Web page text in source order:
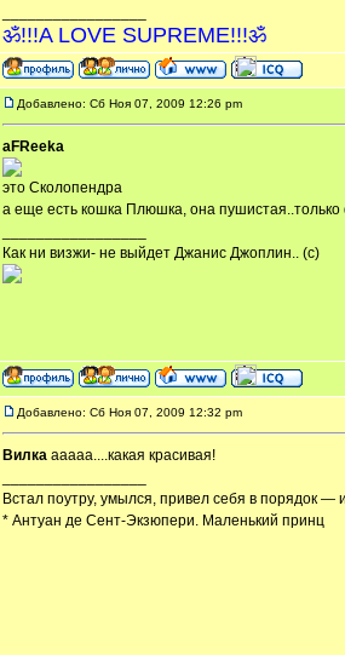
ॐ!!!A LOVE SUPREME!!!ॐ
Добавлено: Сб Ноя 07, 2009 12:26 pm
aFReeka
это Сколопендра
а еще есть кошка Плюшка, она пушистая..только
Как ни визжи- не выйдет Джанис Джоплин.. (с)
Добавлено: Сб Ноя 07, 2009 12:32 pm
Вилка ааааа....какая красивая!
Встал поутру, умылся, привел себя в порядок —
* Антуан де Сент-Экзюпери. Маленький принц